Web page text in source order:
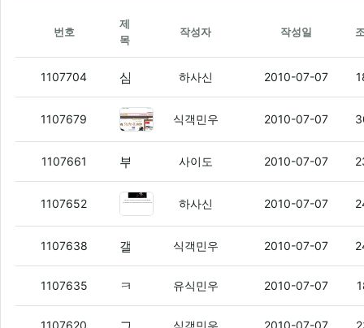
번호
제
목
작성자 작성일
1107704 (6)
하사신 2010-07-07
1107679 여친이 반해요
식객민우 2010-07-07
1107661 사이도 2010-07-07
1107652 여친님이 이어폰 받아서 들어봤다
하사신 2010-07-07
1107638 식객민우 2010-07-07
1107635 유식민우 2010-07-07
1107620 식객민우 2010-07-07